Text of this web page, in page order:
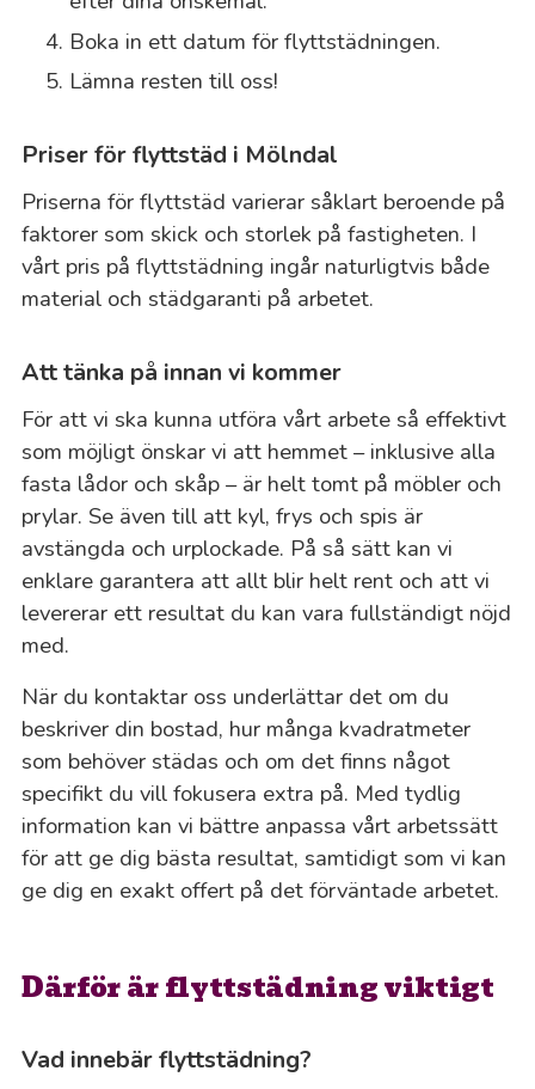
Boka in ett datum för flyttstädningen.
Lämna resten till oss!
Priser för flyttstäd i Mölndal
Priserna för flyttstäd varierar såklart beroende på
faktorer som skick och storlek på fastigheten. I
vårt pris på flyttstädning ingår naturligtvis både
material och städgaranti på arbetet.
Att tänka på innan vi kommer
För att vi ska kunna utföra vårt arbete så effektivt
som möjligt önskar vi att hemmet – inklusive alla
fasta lådor och skåp – är helt tomt på möbler och
prylar. Se även till att kyl, frys och spis är
avstängda och urplockade. På så sätt kan vi
enklare garantera att allt blir helt rent och att vi
levererar ett resultat du kan vara fullständigt nöjd
med.
När du kontaktar oss underlättar det om du
beskriver din bostad, hur många kvadratmeter
som behöver städas och om det finns något
specifikt du vill fokusera extra på. Med tydlig
information kan vi bättre anpassa vårt arbetssätt
för att ge dig bästa resultat, samtidigt som vi kan
ge dig en exakt offert på det förväntade arbetet.
Därför är flyttstädning viktigt
Vad innebär flyttstädning?